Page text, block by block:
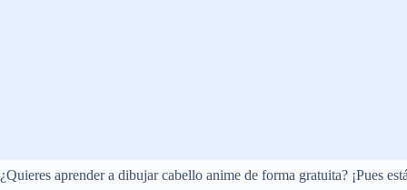
¿Quieres aprender a dibujar cabello anime de forma gratuita? ¡Pues